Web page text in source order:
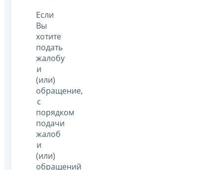
Если
Вы
хотите
подать
жалобу
и
(или)
обращение,
с
порядком
подачи
жалоб
и
(или)
обращений